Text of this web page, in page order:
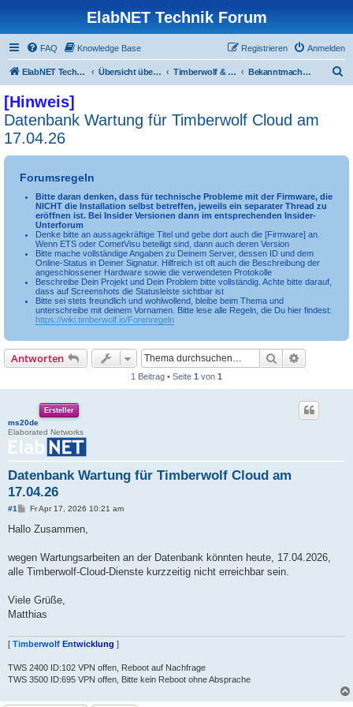
ElabNET Technik Forum
FAQ Knowledge Base Anmelden
Registrieren
ElabNET Technik Forum Übersicht über forum.timberwolf.io Timberwolf & WireGate Server Bekanntmachungen
[Hinweis]
Datenbank Wartung für Timberwolf Cloud am
17.04.26
Forumsregeln
Bitte daran denken, dass für technische Probleme mit der Firmware, die
NICHT die Installation selbst betreffen, jeweils ein separater Thread zu
eröffnen ist. Bei Insider Versionen dann im entsprechenden Insider-
Unterforum
Denke bitte an aussagekräftige Titel und gebe dort auch die [Firmware] an.
Wenn ETS oder CometVisu beteiligt sind, dann auch deren Version
Bitte mache vollständige Angaben zu Deinem Server, dessen ID und dem
Online-Status in Deiner Signatur. Hilfreich ist oft auch die Beschreibung der
angeschlossener Hardware sowie die verwendeten Protokolle
Beschreibe Dein Projekt und Dein Problem bitte vollständig. Achte bitte darauf,
dass auf Screenshots die Statusleiste sichtbar ist
Bitte sei stets freundlich und wohlwollend, bleibe beim Thema und
unterschreibe mit deinem Vornamen. Bitte lese alle Regeln, die Du hier findest:
https://wiki.timberwolf.io/Forenregeln
Antworten Suche
1 Beitrag • Seite 1 von 1
Ersteller
ms20de
Elaborated Networks
Datenbank Wartung für Timberwolf Cloud am
17.04.26
#1
B
i
a
Fr Apr 17, 2026 10:21 am
Hallo Zusammen,
wegen Wartungsarbeiten an der Datenbank könnten heute, 17.04.2026,
alle Timberwolf-Cloud-Dienste kurzzeitig nicht erreichbar sein.
Viele Grüße,
Matthias
[ Timberwolf Entwicklung ]
TWS 2400 ID:102 VPN offen, Reboot auf Nachfrage
TWS 3500 ID:695 VPN offen, Bitte kein Reboot ohne Absprache